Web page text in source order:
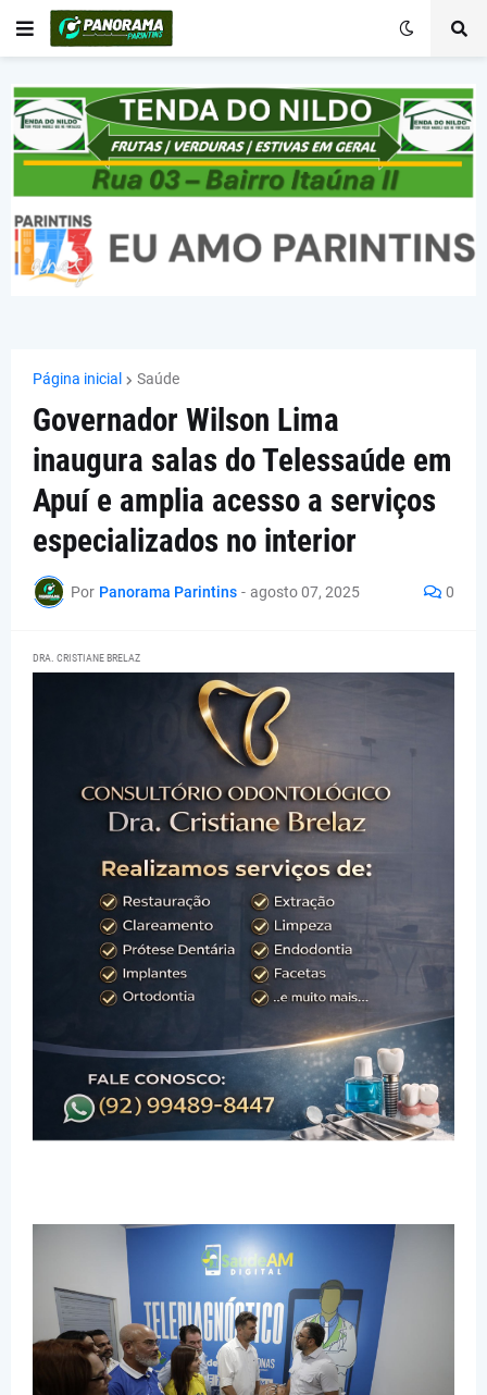
Página inicial Saúde
Governador Wilson Lima
inaugura salas do Telessaúde em
Apuí e amplia acesso a serviços
especializados no interior
Por Panorama Parintins - agosto 07, 2025 0
DRA. CRISTIANE BRELAZ